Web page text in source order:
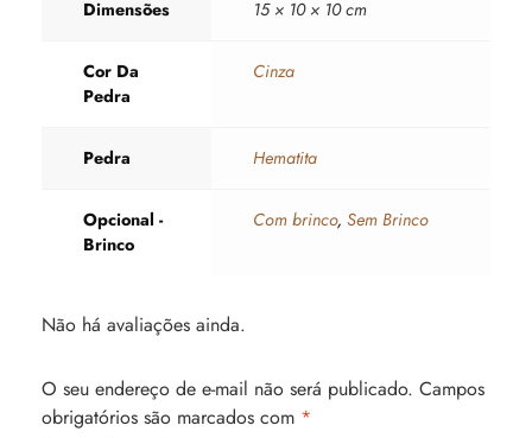
Dimensões 15 × 10 × 10 cm
Cor Da
Pedra
Cinza
Pedra Hematita
Opcional -
Brinco
Com brinco, Sem Brinco
Não há avaliações ainda.
O seu endereço de e-mail não será publicado. Campos
obrigatórios são marcados com *